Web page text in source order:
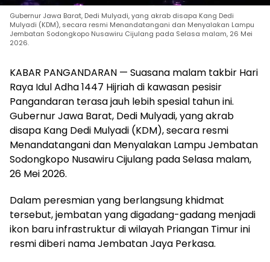
Gubernur Jawa Barat, Dedi Mulyadi, yang akrab disapa Kang Dedi
Mulyadi (KDM), secara resmi Menandatangani dan Menyalakan Lampu
Jembatan Sodongkopo Nusawiru Cijulang pada Selasa malam, 26 Mei
2026.
KABAR ​PANGANDARAN — Suasana malam takbir Hari
Raya Idul Adha 1447 Hijriah di kawasan pesisir
Pangandaran terasa jauh lebih spesial tahun ini.
Gubernur Jawa Barat, Dedi Mulyadi, yang akrab
disapa Kang Dedi Mulyadi (KDM), secara resmi
Menandatangani dan Menyalakan Lampu Jembatan
Sodongkopo Nusawiru Cijulang pada Selasa malam,
26 Mei 2026.
​Dalam peresmian yang berlangsung khidmat
tersebut, jembatan yang digadang-gadang menjadi
ikon baru infrastruktur di wilayah Priangan Timur ini
resmi diberi nama Jembatan Jaya Perkasa.